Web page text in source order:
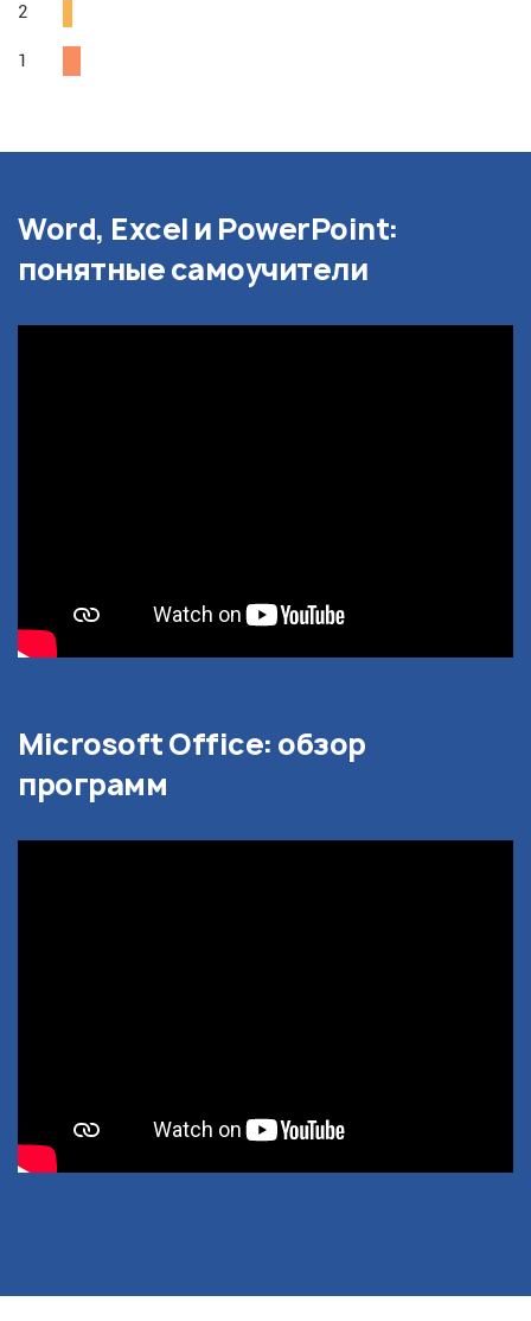
2
1
Word, Excel и PowerPoint:
понятные самоучители
Microsoft Office: обзор
программ